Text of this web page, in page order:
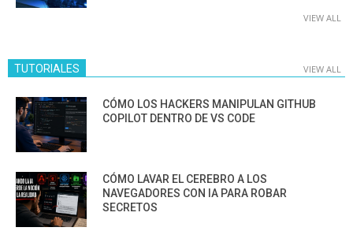
VIEW ALL
TUTORIALES VIEW ALL
CÓMO LOS HACKERS MANIPULAN GITHUB
COPILOT DENTRO DE VS CODE
CÓMO LAVAR EL CEREBRO A LOS
NAVEGADORES CON IA PARA ROBAR
SECRETOS